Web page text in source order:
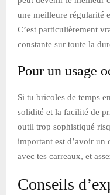
une meilleure régularité
C’est particulièrement
constante sur toute la
Pour un usage
Si tu bricoles de temps
solidité et la facilité de
outil trop sophistiqué
important est d’avoir un
avec tes carreaux, et
Conseils